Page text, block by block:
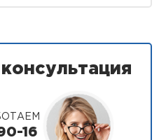
консультация
16